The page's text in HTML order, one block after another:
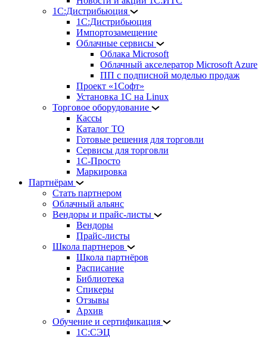
1С:Дистрибьюция
1С:Дистрибьюция
Импортозамещение
Облачные сервисы
Облака Microsoft
Облачный акселератор Microsoft Azure
ПП с подписной моделью продаж
Проект «1Софт»
Установка 1С на Linux
Торговое оборудование
Кассы
Каталог ТО
Готовые решения для торговли
Сервисы для торговли
1С-Просто
Маркировка
Партнёрам
Стать партнером
Облачный альянс
Вендоры и прайс-листы
Вендоры
Прайс-листы
Школа партнеров
Школа партнёров
Расписание
Библиотека
Спикеры
Отзывы
Архив
Обучение и сертификация
1С:СЭЦ